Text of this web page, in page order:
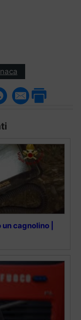
cagnolino |